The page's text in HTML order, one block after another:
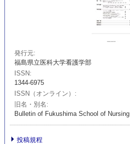
発行元
福島県立医科大学看護学部
ISSN
1344-6975
ISSN（オンライン）
旧名・別名
Bulletin of Fukushima School of Nursing
投稿規程